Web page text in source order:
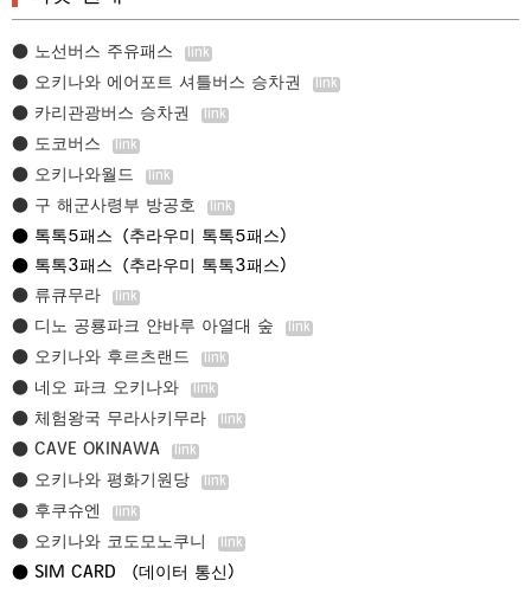
● 노선버스 주유패스
● 오키나와 에어포트 셔틀버스 승차권
● 카리관광버스 승차권
● 도코버스
● 오키나와월드
● 구 해군사령부 방공호
● 톡톡5패스（추라우미 톡톡5패스）
● 톡톡3패스（추라우미 톡톡3패스）
● 류큐무라
● 디노 공룡파크 얀바루 아열대 숲
● 오키나와 후르츠랜드
● 네오 파크 오키나와
● 체험왕국 무라사키무라
● CAVE OKINAWA
● 오키나와 평화기원당
● 후쿠슈엔
● 오키나와 코도모노쿠니
● SIM CARD （데이터 통신）